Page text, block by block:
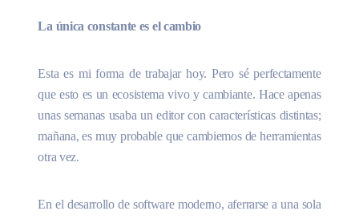
La única constante es el cambio
Esta es mi forma de trabajar hoy. Pero sé perfectamente
que esto es un ecosistema vivo y cambiante. Hace apenas
unas semanas usaba un editor con características distintas;
mañana, es muy probable que cambiemos de herramientas
otra vez.
En el desarrollo de software moderno, aferrarse a una sola